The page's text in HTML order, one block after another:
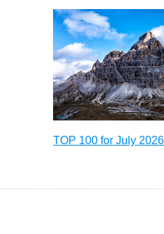
TOP 100 for July 2026